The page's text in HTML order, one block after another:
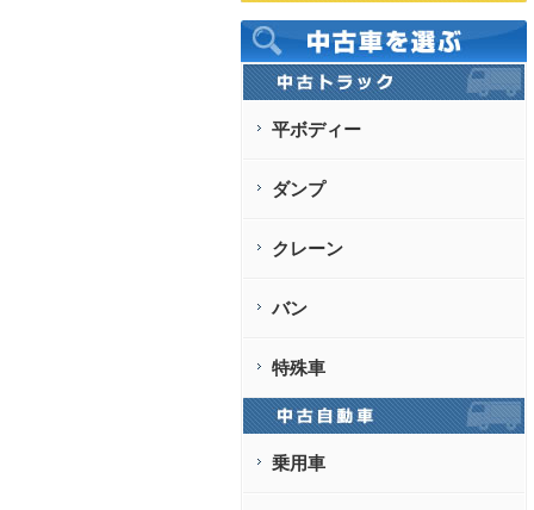
平ボディー
ダンプ
クレーン
バン
特殊車
乗用車